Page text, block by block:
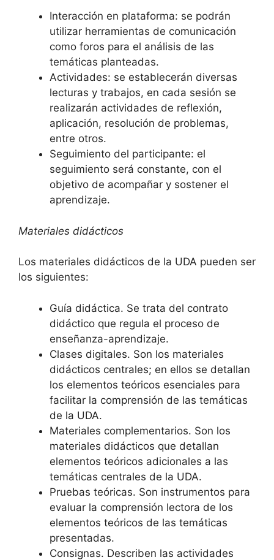
Interacción en plataforma: se podrán
utilizar herramientas de comunicación
como foros para el análisis de las
temáticas planteadas.
Actividades: se establecerán diversas
lecturas y trabajos, en cada sesión se
realizarán actividades de reflexión,
aplicación, resolución de problemas,
entre otros.
Seguimiento del participante: el
seguimiento será constante, con el
objetivo de acompañar y sostener el
aprendizaje.
Materiales didácticos
Los materiales didácticos de la UDA pueden ser
los siguientes:
Guía didáctica. Se trata del contrato
didáctico que regula el proceso de
enseñanza-aprendizaje.
Clases digitales. Son los materiales
didácticos centrales; en ellos se detallan
los elementos teóricos esenciales para
facilitar la comprensión de las temáticas
de la UDA.
Materiales complementarios. Son los
materiales didácticos que detallan
elementos teóricos adicionales a las
temáticas centrales de la UDA.
Pruebas teóricas. Son instrumentos para
evaluar la comprensión lectora de los
elementos teóricos de las temáticas
presentadas.
Consignas. Describen las actividades